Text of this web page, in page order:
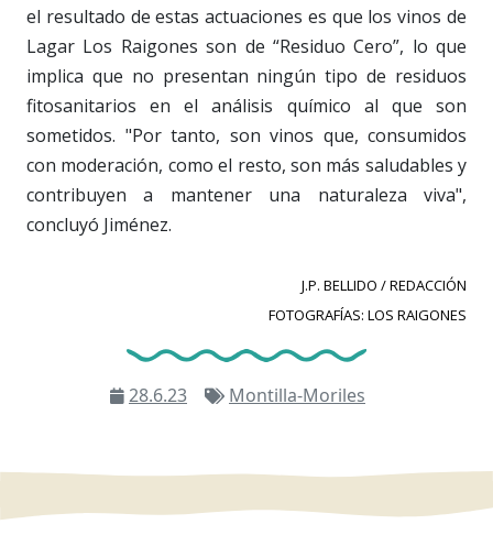
el resultado de estas actuaciones es que los vinos de
Lagar Los Raigones son de “Residuo Cero”, lo que
implica que no presentan ningún tipo de residuos
fitosanitarios en el análisis químico al que son
sometidos. "Por tanto, son vinos que, consumidos
con moderación, como el resto, son más saludables y
contribuyen a mantener una naturaleza viva",
concluyó Jiménez.
J.P. BELLIDO / REDACCIÓN
FOTOGRAFÍAS: LOS RAIGONES
28.6.23 Montilla-Moriles